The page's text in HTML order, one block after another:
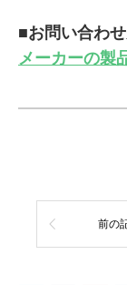
■お問い合わ
メーカーの製
前の